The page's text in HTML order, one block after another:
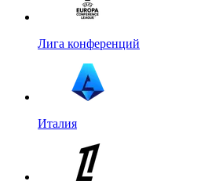
Лига конференций
Италия